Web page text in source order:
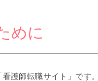
めに
護師転職サイト」です